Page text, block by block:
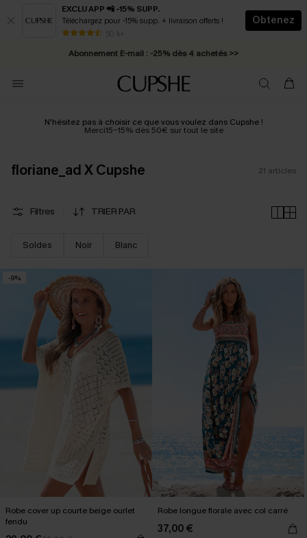
EXCLU APP 📲 -15% SUPP.
Téléchargez pour -15% supp. + livraison offerts !
50 k+
Obtenez
* Livraison éclair 2-3 jours ouvrés >>
Abonnement E-mail : -25% dès 4 achetés >>
N'hésitez pas à choisir ce que vous voulez dans Cupshe !
Merci15-15% dès 50€ sur tout le site
floriane_ad X Cupshe 21 articles
Filtres TRIER PAR
Soldes Noir Blanc
-9%
Robe cover up courte beige ourlet
fendu
Robe longue florale avec col carré
37,00 €